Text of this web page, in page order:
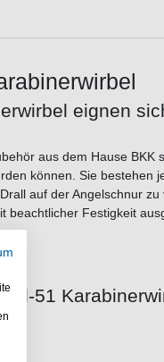
eignen
aus dem Hause BKK
können. Sie bestehen
auf der Angelschnur zu
beachtlicher Festigkeit
51